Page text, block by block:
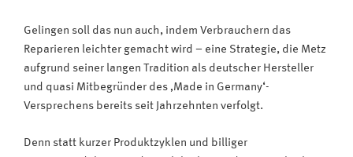
Gelingen soll das nun auch, indem Verbrauchern das
Reparieren leichter gemacht wird – eine Strategie, die Metz
aufgrund seiner langen Tradition als deutscher Hersteller
und quasi Mitbegründer des ‚Made in Germany‘-
Versprechens bereits seit Jahrzehnten verfolgt.
Denn statt kurzer Produktzyklen und billiger